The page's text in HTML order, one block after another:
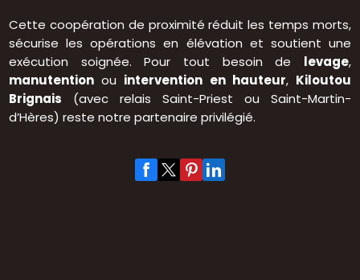
Cette coopération de proximité réduit les temps morts,
sécurise les opérations en élévation et soutient une
exécution soignée. Pour tout besoin de levage,
manutention ou intervention en hauteur, Kiloutou
Brignais (avec relais Saint-Priest ou Saint-Martin-
d’Hères) reste notre partenaire privilégié.